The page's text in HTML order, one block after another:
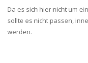
Da es sich hier nicht um
sollte es nicht passen,
werden.